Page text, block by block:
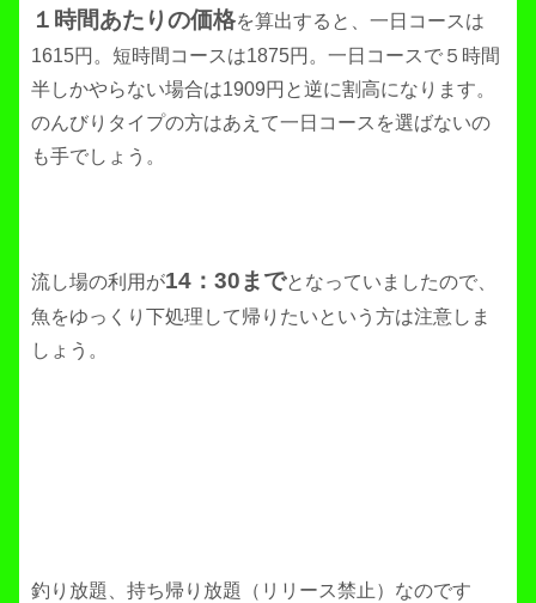
１時間あたりの価格を算出すると、一日コースは
1615円。短時間コースは1875円。一日コースで５時間
半しかやらない場合は1909円と逆に割高になります。
のんびりタイプの方はあえて一日コースを選ばないの
も手でしょう。
流し場の利用が14：30までとなっていましたので、
魚をゆっくり下処理して帰りたいという方は注意しま
しょう。
釣り放題、持ち帰り放題（リリース禁止）なのです